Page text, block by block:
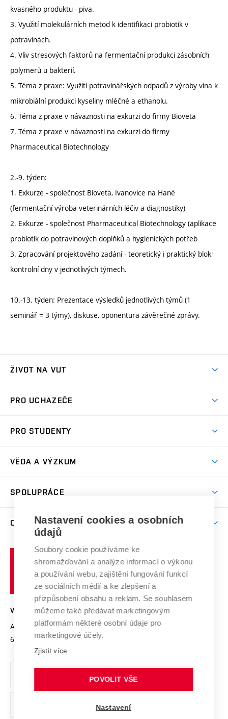
kvasného produktu - piva.
3. Využití molekulárních metod k identifikaci probiotik v
potravinách.
4. Vliv stresových faktorů na fermentační produkci zásobních
polymerů u bakterií.
5. Téma z praxe: Využití potravinářských odpadů z výroby vína k
mikrobiální produkci kyseliny mléčné a ethanolu.
6. Téma z praxe v návaznosti na exkurzi do firmy Bioveta
7. Téma z praxe v návaznosti na exkurzi do firmy
Pharmaceutical Biotechnology
2.-9. týden:
1. Exkurze - společnost Bioveta, Ivanovice na Hané
(fermentační výroba veterinárních léčiv a diagnostiky)
2. Exkurze - společnost Pharmaceutical Biotechnology (aplikace
probiotik do potravinových doplňků a hygienických potřeb
3. Zpracování projektového zadání - teoretický i praktický blok;
kontrolní dny v jednotlivých týmech.
10.-13. týden: Prezentace výsledků jednotlivých týmů (1
seminář = 3 týmy), diskuse, oponentura závěrečné zprávy.
ŽIVOT NA VUT
Koleje
Sport na VUT
PRO UCHAZEČE
Dny otevřených dveří
Celoživotní vzdělávání
E-přihláška
PRO STUDENTY
Harmonogram akademického roku
Závěrečné práce
Doktorské studium
Zpracování osobních údajů studentů
Sociální bezpečí
Studium bez bariér
Podpora podnikání
VĚDA A VÝZKUM
Mezinárodní vědecká rada
Systém zajišťování kvality výzkumu
Výzkumné infrastruktury
Transfer znalostí
Open Science
Projekty
Projekty ze strukturálních fondů
Specifický výzkum
SPOLUPRÁCE
Zahraniční spolupráce
Spolupráce se školami
Služby univerzity
Mezinárodní dohody
Univerzitní sítě
O UNIVERZITĚ
Profil univerzity
Udržitelná univerzita
Podnikavá univerzita / ContriBUTe
Bezpečná univerzita
Vyznamenání
Organizační struktura
Ochrana osobních údajů
odkaz)
učení
technické
VYSOKÉ UČENÍ TECHNICKÉ V BRNĚ
Antonínská 548/1
602 00 Brno
www.vut.cz
vut@vutbr.cz
Nastavení cookies a osobních
údajů
Soubory cookie používáme ke
shromažďování a analýze informací o výkonu
a používání webu, zajištění fungování funkcí
ze sociálních médií a ke zlepšení a
přizpůsobení obsahu a reklam. Se souhlasem
můžeme také předávat marketingovým
platformám některé osobní údaje pro
marketingové účely.
Zjistit více
POVOLIT VŠE
Nastavení